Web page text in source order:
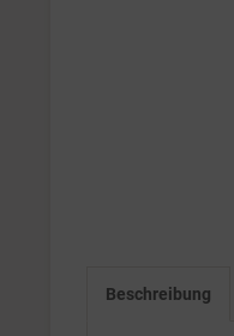
Beschreibung